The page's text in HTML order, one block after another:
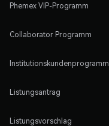
Phemex VIP-Programm
Collaborator Programm
Institutionskundenprogramm
Listungsantrag
Listungsvorschlag